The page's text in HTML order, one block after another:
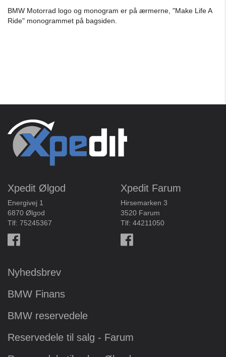
BMW Motorrad logo og monogram er på ærmerne, "Make Life A
Ride" monogrammet på bagsiden.
Xpedit Ølgod
Energivej 1
6870 Ølgod
Tlf: 75245367
Xpedit Farum
Hirsemarken 3
3520 Farum
Tlf: 44211050
Nyhedsbrev
BMW Finans
BMW reservedele
Reservedele til salg - Farum